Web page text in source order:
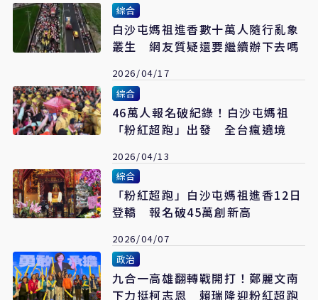
綜合
白沙屯媽祖進香數十萬人隨行亂象
叢生 網友質疑還要繼續辦下去嗎
2026/04/17
綜合
46萬人報名破紀錄！白沙屯媽祖
「粉紅超跑」出發 全台瘋遶境
2026/04/13
綜合
「粉紅超跑」白沙屯媽祖進香12日
登轎 報名破45萬創新高
2026/04/07
政治
九合一高雄翻轉戰開打！鄭麗文南
下力挺柯志恩 賴瑞隆迎粉紅超跑